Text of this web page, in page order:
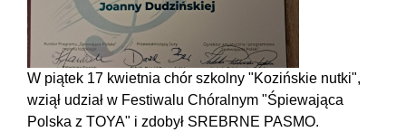
W piątek 17 kwietnia chór szkolny "Kozińskie nutki",
wziął udział w Festiwalu Chóralnym "Śpiewająca
Polska z TOYA" i zdobył SREBRNE PASMO.